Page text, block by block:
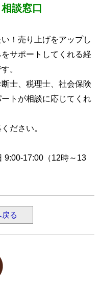
談窓口
！売り上げをアップし
サポートしてくれる経
。
士、税理士、社会保険
トが相談に応じてくれ
ださい。
17:00（12時～13
る